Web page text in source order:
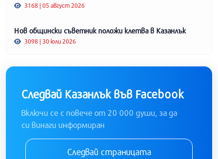
3168 | 05 август 2026
Нов общински съветник положи клетва в Казанлък
3098 | 30 юли 2026
Следвай Казанлък във Facebook
Включи се с повече от 20 000 души, за да
си винаги информиран
Следвай страницата